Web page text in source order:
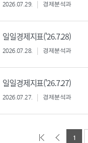
2026.07.29. 경제분석과
일일경제지표('26.7.28)
2026.07.28. 경제분석과
일일경제지표('26.7.27)
2026.07.27. 경제분석과
1